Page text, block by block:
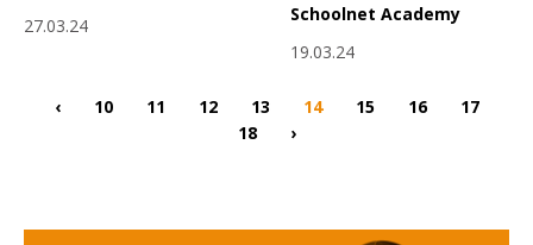
27.03.24
Schoolnet Academy
19.03.24
‹ 10 11 12 13 14 15 16
17
18
›